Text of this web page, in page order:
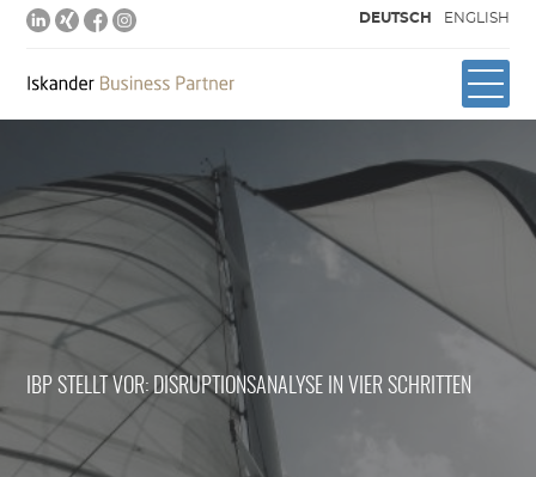
DEUTSCH ENGLISH
IBP STELLT VOR: DISRUPTIONSANALYSE IN VIER SCHRITTEN